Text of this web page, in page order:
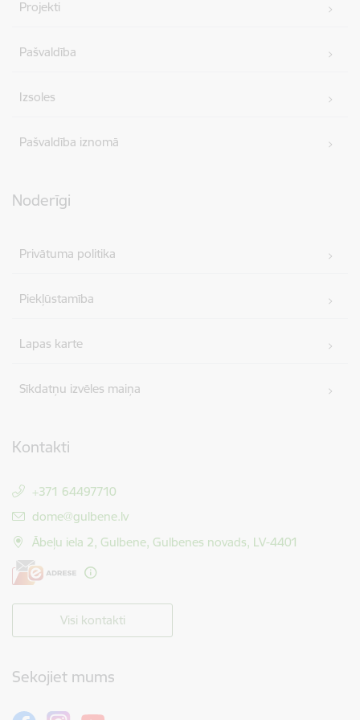
Projekti
Pašvaldība
Izsoles
Pašvaldība iznomā
Noderīgi
Privātuma politika
Piekļūstamība
Lapas karte
Sīkdatņu izvēles maiņa
Kontakti
+371 64497710
E-pasts:
dome@gulbene.lv
Ābeļu iela 2, Gulbene, Gulbenes novads, LV-4401
Visi kontakti
Sekojiet mums